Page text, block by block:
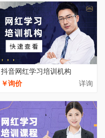
抖音网红学习培训机构
￥询价
详询